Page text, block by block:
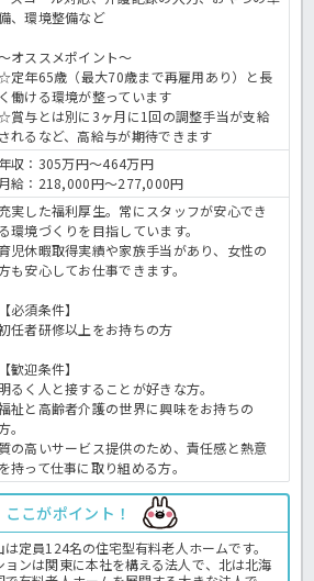
、環境整備など
オススメポイント～
定年65歳（最大70歳まで再雇用あり）と長
く働ける環境が整っています
賞与とは別に3ヶ月に1回の調整手当が支給
されるなど、高給与が期待できます
年収：305万円～464万円
月給：218,000円～277,000円
実した福利厚生。常にスタッフが安心でき
る環境づくりを目指しています。
児休暇取得実績や家族手当があり、女性の
も安心してお仕事できます。
【必須条件】
任者研修以上をお持ちの方
【歓迎条件】
るく人と接することが好きな方。
祉と高齢者介護の世界に興味をお持ちの
。
質の高いサービス提供のため、責任感と熱意
を持って仕事に取り組める方。
ここがポイント！
定員124名の住宅型有料老人ホームです。
ンは関東に本社を構える法人で、北は北海